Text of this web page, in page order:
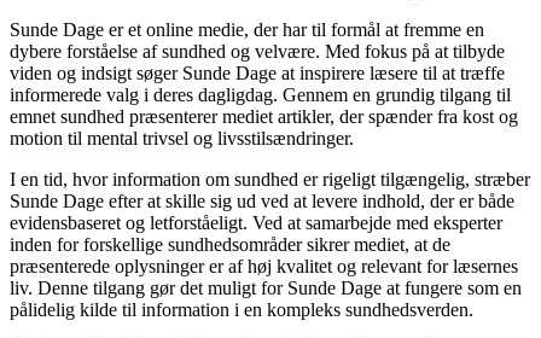
Sunde Dage er et online medie, der har til formål at fremme en
dybere forståelse af sundhed og velvære. Med fokus på at tilbyde
viden og indsigt søger Sunde Dage at inspirere læsere til at træffe
informerede valg i deres dagligdag. Gennem en grundig tilgang til
emnet sundhed præsenterer mediet artikler, der spænder fra kost og
motion til mental trivsel og livsstilsændringer.
I en tid, hvor information om sundhed er rigeligt tilgængelig, stræber
Sunde Dage efter at skille sig ud ved at levere indhold, der er både
evidensbaseret og letforståeligt. Ved at samarbejde med eksperter
inden for forskellige sundhedsområder sikrer mediet, at de
præsenterede oplysninger er af høj kvalitet og relevant for læsernes
liv. Denne tilgang gør det muligt for Sunde Dage at fungere som en
pålidelig kilde til information i en kompleks sundhedsverden.